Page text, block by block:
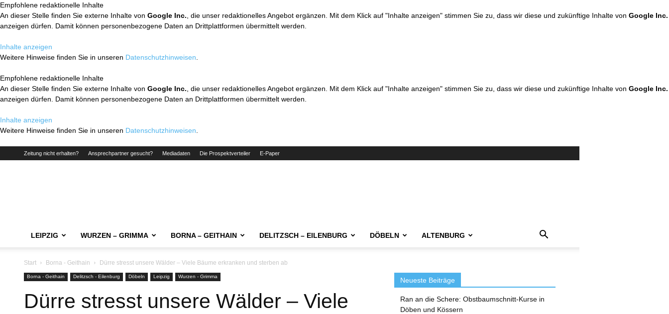
Empfohlene redaktionelle Inhalte
An dieser Stelle finden Sie externe Inhalte von Google Inc. , die unser redaktionelles Angebot ergänzen. Mit dem Klick auf "Inhalte anzeigen" stimmen Sie zu, dass wir diese und zukünftige Inhalte von Google Inc.
anzeigen dürfen. Damit können personenbezogene Daten an Drittplattformen übermittelt werden.
Inhalte anzeigen
Weitere Hinweise finden Sie in unseren Datenschutzhinweisen
Empfohlene redaktionelle Inhalte
An dieser Stelle finden Sie externe Inhalte von Google Inc. , die unser redaktionelles Angebot ergänzen. Mit dem Klick auf "Inhalte anzeigen" stimmen Sie zu, dass wir diese und zukünftige Inhalte von Google Inc.
anzeigen dürfen. Damit können personenbezogene Daten an Drittplattformen übermittelt werden.
Inhalte anzeigen
Weitere Hinweise finden Sie in unseren Datenschutzhinweisen
Zeitung nicht erhalten? Ansprechpartner gesucht? Mediadaten Die Prospektverteiler E-Paper
LEIPZIG WURZEN – GRIMMA BORNA – GEITHAIN DELITZSCH – EILENBURG DÖBELN ALTENBURG
Start Borna - Geithain Dürre stresst unsere Wälder – Viele Bäume erkranken und sterben ab
Borna - Geithain Delitzsch - Eilenburg Döbeln Leipzig Wurzen - Grimma
Dürre stresst unsere Wälder – Viele
Neueste Beiträge
Ran an die Schere: Obstbaumschnitt-Kurse in
Döben und Kössern